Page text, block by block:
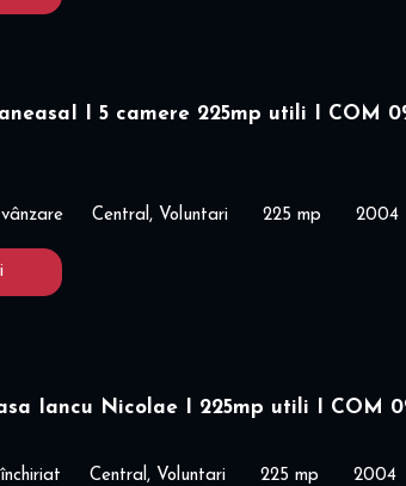
I 5 camere 225mp utili I COM
Central, Voluntari 225 mp 2004
Iancu Nicolae I 225mp utili I COM
Central, Voluntari 225 mp 2004